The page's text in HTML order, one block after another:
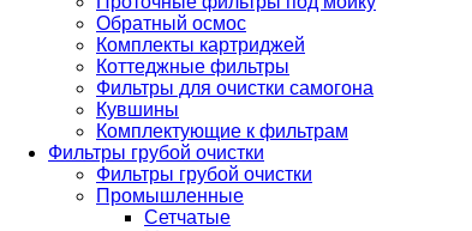
Обратный осмос
Комплекты картриджей
Коттеджные фильтры
Фильтры для очистки самогона
Кувшины
Комплектующие к фильтрам
Фильтры грубой очистки
Фильтры грубой очистки
Промышленные
Сетчатые